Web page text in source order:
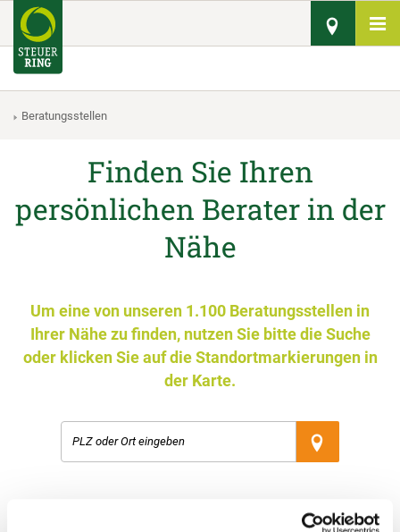
Beratungsstellen
Finden Sie Ihren
persönlichen Berater in der
Nähe
Um eine von unseren 1.100 Beratungsstellen in
Ihrer Nähe zu finden, nutzen Sie bitte die Suche
oder klicken Sie auf die Standortmarkierungen in
der Karte.